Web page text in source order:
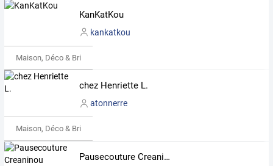
KanKatKou
kankatkou
Maison, Déco & Bricolage
chez Henriette L.
atonnerre
Maison, Déco & Bricolage
Pausecouture Creaninou